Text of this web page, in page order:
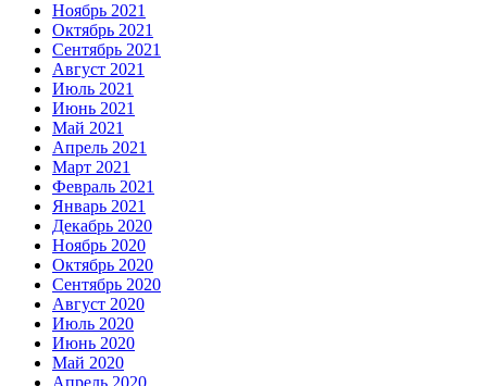
Ноябрь 2021
Октябрь 2021
Сентябрь 2021
Август 2021
Июль 2021
Июнь 2021
Май 2021
Апрель 2021
Март 2021
Февраль 2021
Январь 2021
Декабрь 2020
Ноябрь 2020
Октябрь 2020
Сентябрь 2020
Август 2020
Июль 2020
Июнь 2020
Май 2020